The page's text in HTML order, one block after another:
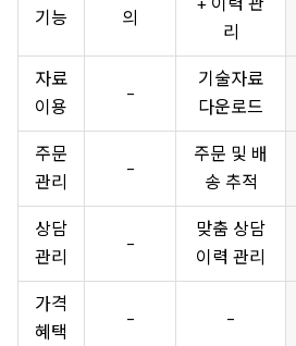
기능
의
리
자료
이용
-
기술자료
다운로드
주문
관리
-
주문 및 배
송 추적
상담
관리
-
맞춤 상담
이력 관리
가격
혜택
- -